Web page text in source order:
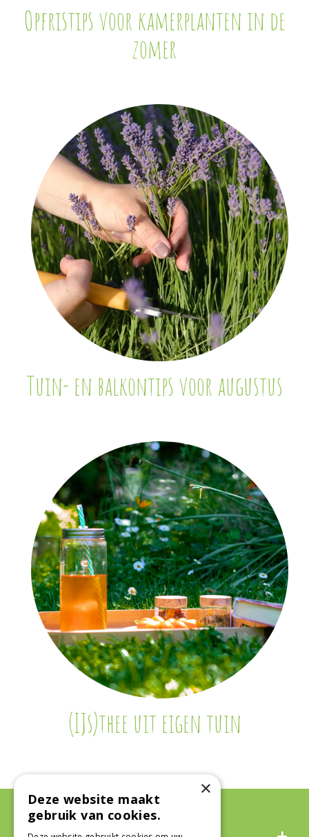
Opfristips voor kamerplanten in de
zomer
Tuin- en balkontips voor augustus
(IJs)thee uit eigen tuin
×
Deze website maakt
gebruik van cookies.